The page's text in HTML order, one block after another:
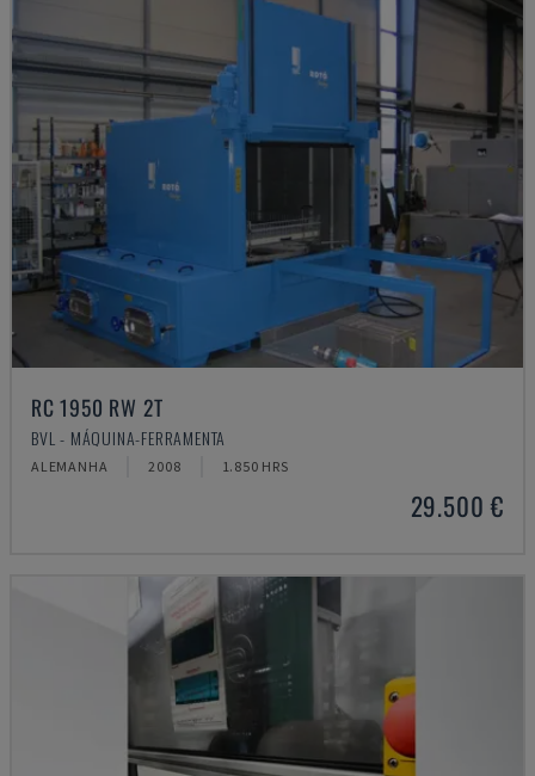
RC 1950 RW 2T
BVL - MÁQUINA-FERRAMENTA
ALEMANHA 2008 1.850 HRS
29.500 €